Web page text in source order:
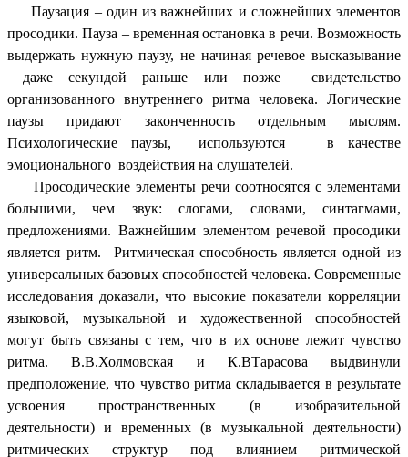
Паузация – один из важнейших и сложнейших элементов
просодики. Пауза – временная остановка в речи. Возможность
выдержать нужную паузу, не начиная речевое высказывание
даже секундой раньше или позже свидетельство
организованного внутреннего ритма человека. Логические
паузы придают законченность отдельным мыслям.
Психологические паузы, используются в качестве
эмоционального воздействия на слушателей.
Просодические элементы речи соотносятся с элементами
большими, чем звук: слогами, словами, синтагмами,
предложениями. Важнейшим элементом речевой просодики
является ритм. Ритмическая способность является одной из
универсальных базовых способностей человека. Современные
исследования доказали, что высокие показатели корреляции
языковой, музыкальной и художественной способностей
могут быть связаны с тем, что в их основе лежит чувство
ритма. В.В.Холмовская и К.ВТарасова выдвинули
предположение, что чувство ритма складывается в результате
усвоения пространственных (в изобразительной
деятельности) и временных (в музыкальной деятельности)
ритмических структур под влиянием ритмической